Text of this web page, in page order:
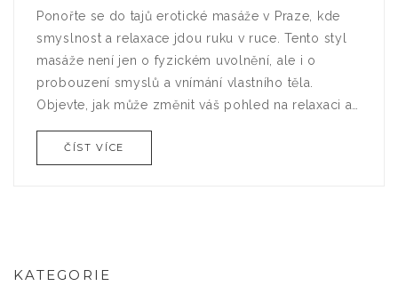
Ponořte se do tajů erotické masáže v Praze, kde
smyslnost a relaxace jdou ruku v ruce. Tento styl
masáže není jen o fyzickém uvolnění, ale i o
probouzení smyslů a vnímání vlastního těla.
Objevte, jak může změnit váš pohled na relaxaci a
intimitu. Praktické tipy vás provedou tím, co
očekávat a jak najít tu správnou masáž pro sebe.
ČÍST VÍCE
KATEGORIE